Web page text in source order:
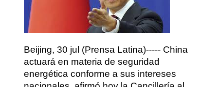
Beijing, 30 jul (Prensa Latina)----- China
actuará en materia de seguridad
energética conforme a sus intereses